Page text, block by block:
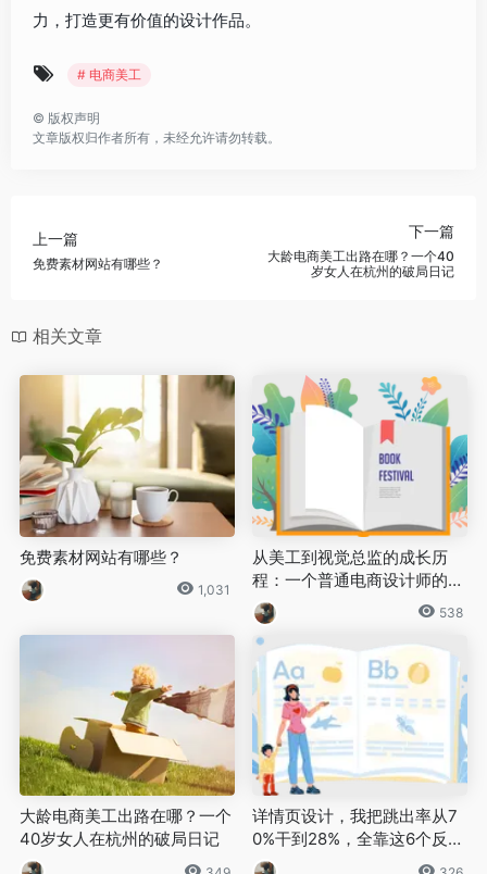
力，打造更有价值的设计作品。
# 电商美工
© 版权声明
文章版权归作者所有，未经允许请勿转载。
上一篇
免费素材网站有哪些？
下一篇
大龄电商美工出路在哪？一个40
岁女人在杭州的破局日记
相关文章
免费素材网站有哪些？
1,031
从美工到视觉总监的成长历
程：一个普通电商设计师的十
年自述
538
大龄电商美工出路在哪？一个
40岁女人在杭州的破局日记
详情页设计，我把跳出率从7
0%干到28%，全靠这6个反人
性套路